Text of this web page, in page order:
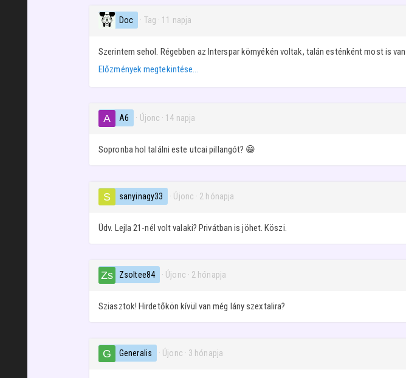
Doc · Tag · 11 napja
Szerintem sehol. Régebben az Interspar környékén voltak, talán esténként most is
Előzmények megtekintése…
A6 · Újonc · 14 napja
Sopronba hol találni este utcai pillangót? 😁
sanyinagy33 · Újonc · 2 hónapja
Üdv. Lejla 21-nél volt valaki? Privátban is jöhet. Köszi.
Zsoltee84 · Újonc · 2 hónapja
Sziasztok! Hirdetőkön kívül van még lány szextalira?
Generalis · Újonc · 3 hónapja